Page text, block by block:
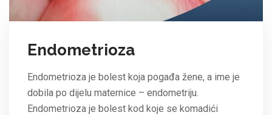
Endometrioza
Endometrioza je bolest koja pogađa žene, a ime je
dobila po dijelu maternice – endometriju.
Endometrioza je bolest kod koje se komadići